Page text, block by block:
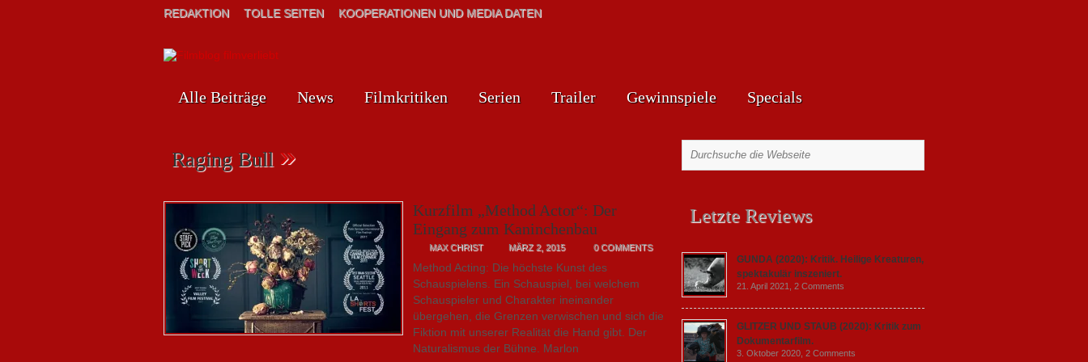
REDAKTION TOLLE SEITEN KOOPERATIONEN UND MEDIA DATEN
Alle Beiträge News Filmkritiken Serien Trailer Gewinnspiele Specials
Raging Bull »
Kurzfilm „Method Actor“: Der
Eingang zum Kaninchenbau
MAX CHRIST MÄRZ 2, 2015 0 COMMENTS
Method Acting: Die höchste Kunst des
Schauspielens. Ein Schauspiel, bei welchem
Schauspieler und Charakter ineinander
übergehen, die Grenzen verwischen und sich die
Fiktion mit unserer Realität die Hand gibt. Der
Naturalismus der Bühne. Marlon
Letzte Reviews
GUNDA (2020): Kritik. Heilige Kreaturen,
spektakulär inszeniert.
21. April 2021, 2 Comments
GLITZER UND STAUB (2020): Kritik zum
Dokumentarfilm.
3. Oktober 2020, 2 Comments